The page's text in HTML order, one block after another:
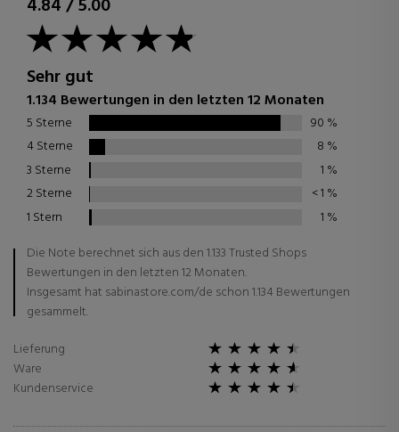
4.84/5.00
Sehr gut
1.134 Bewertungen in den letzten 12 Monaten
5 Sterne 90 %
4 Sterne
8 %
3 Sterne
1 %
2 Sterne
< 1 %
1 Stern
1 %
Die Note berechnet sich aus den 1.133 Trusted Shops
Bewertungen in den letzten 12 Monaten.
Insgesamt hat sabinastore.com/de schon 1.134 Bewertungen
gesammelt.
Lieferung
Ware
Kundenservice